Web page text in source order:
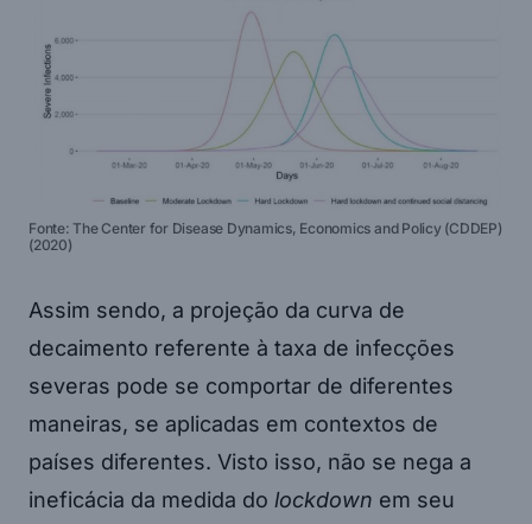
Fonte: The Center for Disease Dynamics, Economics and Policy (CDDEP)
(2020)
Assim sendo, a projeção da curva de
decaimento referente à taxa de infecções
severas pode se comportar de diferentes
maneiras, se aplicadas em contextos de
países diferentes. Visto isso, não se nega a
ineficácia da medida do lockdown em seu